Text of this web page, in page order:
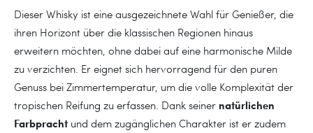
Dieser Whisky ist eine ausgezeichnete Wahl für Genießer, die
ihren Horizont über die klassischen Regionen hinaus
erweitern möchten, ohne dabei auf eine harmonische Milde
zu verzichten. Er eignet sich hervorragend für den puren
Genuss bei Zimmertemperatur, um die volle Komplexität der
tropischen Reifung zu erfassen. Dank seiner natürlichen
Farbprachtund dem zugänglichen Charakter ist er zudem